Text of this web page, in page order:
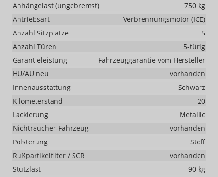
Anhängelast (ungebremst)
750 kg
Antriebsart
Verbrennungsmotor (ICE)
Anzahl Sitzplätze
5
Anzahl Türen
5-türig
Garantieleistung
Fahrzeuggarantie vom Hersteller
HU/AU neu
vorhanden
Innenausstattung
Schwarz
Kilometerstand
20
Lackierung
Metallic
Nichtraucher-Fahrzeug
vorhanden
Polsterung
Stoff
Rußpartikelfilter / SCR
vorhanden
Stützlast
90 kg